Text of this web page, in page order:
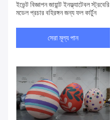
ইভেন্ট বিজ্ঞাপন জায়ান্ট ইনফ্ল্যাটেবল স্ট্রবেরি
মডেল প্রচার বহিরঙ্গন জন্য ফল কার্টুন
সেরা মূল্য পান